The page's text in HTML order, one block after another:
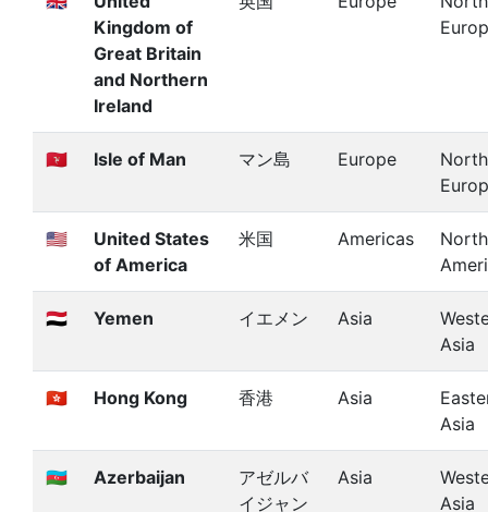
Kingdom of
Great Britain
and Northern
Ireland
🇮🇲 Isle of Man マン島 Europe
🇺🇸
United States
of America
米国 Americas
🇾🇪 Yemen イエメン Asia
Asia
🇭🇰 Hong Kong 香港 Asia
Asia
🇦🇿 Azerbaijan
アゼルバ
イジャン
Asia
Asia